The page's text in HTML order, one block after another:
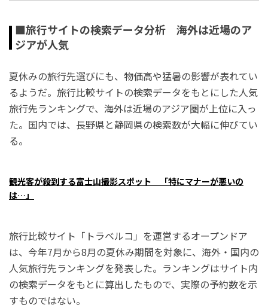
■旅行サイトの検索データ分析 海外は近場のア
ジアが人気
夏休みの旅行先選びにも、物価高や猛暑の影響が表れてい
るようだ。旅行比較サイトの検索データをもとにした人気
旅行先ランキングで、海外は近場のアジア圏が上位に入っ
た。国内では、長野県と静岡県の検索数が大幅に伸びてい
る。
観光客が殺到する富士山撮影スポット 「特にマナーが悪いの
は…」
旅行比較サイト「トラベルコ」を運営するオープンドア
は、今年7月から8月の夏休み期間を対象に、海外・国内の
人気旅行先ランキングを発表した。ランキングはサイト内
の検索データをもとに算出したもので、実際の予約数を示
すものではない。